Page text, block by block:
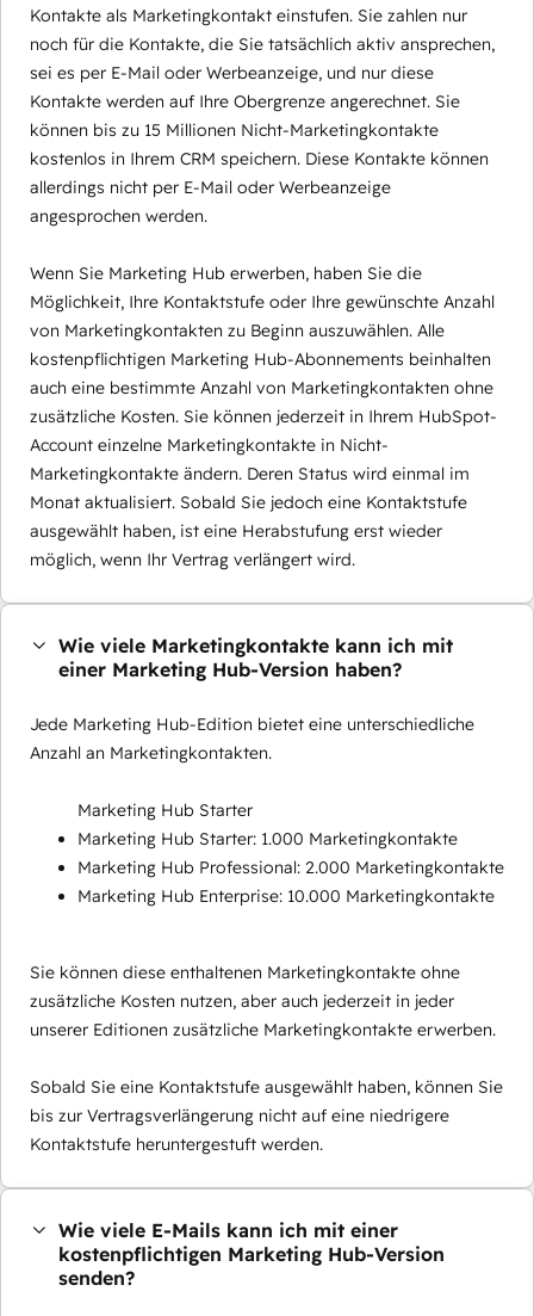
Kontakte als Marketingkontakt einstufen. Sie zahlen nur
noch für die Kontakte, die Sie tatsächlich aktiv ansprechen,
sei es per E-Mail oder Werbeanzeige, und nur diese
Kontakte werden auf Ihre Obergrenze angerechnet. Sie
können bis zu 15 Millionen Nicht-Marketingkontakte
kostenlos in Ihrem CRM speichern. Diese Kontakte können
allerdings nicht per E-Mail oder Werbeanzeige
angesprochen werden.
Wenn Sie Marketing Hub erwerben, haben Sie die
Möglichkeit, Ihre Kontaktstufe oder Ihre gewünschte Anzahl
von Marketingkontakten zu Beginn auszuwählen. Alle
kostenpflichtigen Marketing Hub-Abonnements beinhalten
auch eine bestimmte Anzahl von Marketingkontakten ohne
zusätzliche Kosten. Sie können jederzeit in Ihrem HubSpot-
Account einzelne Marketingkontakte in Nicht-
Marketingkontakte ändern. Deren Status wird einmal im
Monat aktualisiert. Sobald Sie jedoch eine Kontaktstufe
ausgewählt haben, ist eine Herabstufung erst wieder
möglich, wenn Ihr Vertrag verlängert wird.
Wie viele Marketingkontakte kann ich mit
einer Marketing Hub-Version haben?
Jede Marketing Hub-Edition bietet eine unterschiedliche
Anzahl an Marketingkontakten.
Marketing Hub Starter
Marketing Hub Starter: 1.000 Marketingkontakte
Marketing Hub Professional: 2.000 Marketingkontakte
Marketing Hub Enterprise: 10.000 Marketingkontakte
Sie können diese enthaltenen Marketingkontakte ohne
zusätzliche Kosten nutzen, aber auch jederzeit in jeder
unserer Editionen zusätzliche Marketingkontakte erwerben.
Sobald Sie eine Kontaktstufe ausgewählt haben, können Sie
bis zur Vertragsverlängerung nicht auf eine niedrigere
Kontaktstufe heruntergestuft werden.
Wie viele E-Mails kann ich mit einer
kostenpflichtigen Marketing Hub-Version
senden?